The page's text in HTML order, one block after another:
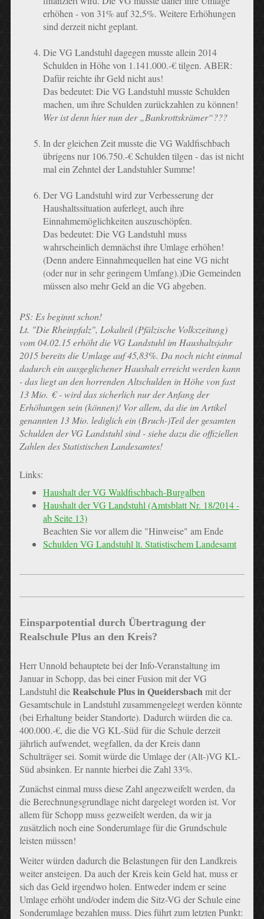
erhöhen - von 31% auf 32,5%. Weitere Erhöhungen
sind derzeit nicht geplant.
Die VG Landstuhl dagegen musste allein 2014
Schulden in Höhe von 1.141.000.-€ tilgen. ABER:
Dafür reichte ihr Geld nicht aus!
Das bedeutet: Die VG Landstuhl musste Schulden
machen, um ihre Schulden zurückzahlen zu können!
Wer ist denn hier nun der „Bankrottskrämer“???
In der gleichen Zeit musste die VG Waldfischbach
übrigens nur 106.750.-€ Schulden tilgen - das ist nicht
mal ein Zehntel der Landstuhler Summe!
Der VG Landstuhl wird zur Verbesserung der
Haushaltssituation auferlegt, auch ihre
Einnahmemöglichkeiten auszuschöpfen.
Das bedeutet: Die VG Landstuhl muss
wahrscheinlich demnächst ihre Umlage erhöhen!
(Denn andere Einnahmequellen hat eine VG nicht
(oder nur in sehr geringem Umfang).)Die Gemeinden
müssen also mehr Geld an die VG abgeben.
PS: Es beginnt schon!
Lt. "Die Rheinpfalz", Lokalteil (Pfälzische Volkszeitung)
vom 04.02.15 erhöht die VG Landstuhl im Haushaltsjahr
2015 bereits die Umlage auf 45,83%. Da noch nicht einmal
dadurch ein ausgeglichener Haushalt erreicht werden kann
- das liegt an den horrenden Altschulden in Höhe von fast
13 Mio. € - wird das sicherlich nur der Anfang der
Erhöhungen sein (können)! Vor allem, da die im Artikel
genannten 13 Mio. lediglich ein (Bruch-)Teil der gesamten
Schulden der VG Landstuhl sind - siehe dazu die offiziellen
Zahlen des Statistischen Landesamtes!
Links:
Haushalt der VG Waldfischbach-Burgalben
Haushalt der VG Landstuhl (Amtsblatt Nr. 18/2014 -
ab Seite 13)
Beachten Sie vor allem die "Hinweise" am Ende
Schulden VG Landstuhl lt. Statistischem Landesamt
Einsparpotential durch Übertragung der
Realschule Plus an den Kreis?
Herr Unnold behauptete bei der Info-Veranstaltung im
Januar in Schopp, das bei einer Fusion mit der VG
Landstuhl dieRealschule Plus in Queidersbachmit der
Gesamtschule in Landstuhl zusammengelegt werden könnte
(bei Erhaltung beider Standorte). Dadurch würden die ca.
400.000.-€, die die VG KL-Süd für die Schule derzeit
jährlich aufwendet, wegfallen, da der Kreis dann
Schulträger sei. Somit würde die Umlage der (Alt-)VG KL-
Süd absinken. Er nannte hierbei die Zahl 33%.
Zunächst einmal muss diese Zahl angezweifelt werden, da
die Berechnungsgrundlage nicht dargelegt worden ist. Vor
allem für Schopp muss gezweifelt werden, da wir ja
zusätzlich noch eine Sonderumlage für die Grundschule
leisten müssen!
Weiter würden dadurch die Belastungen für den Landkreis
weiter ansteigen. Da auch der Kreis kein Geld hat, muss er
sich das Geld irgendwo holen. Entweder indem er seine
Umlage erhöht und/oder indem die Sitz-VG der Schule eine
Sonderumlage bezahlen muss. Dies führt zum letzten Punkt: